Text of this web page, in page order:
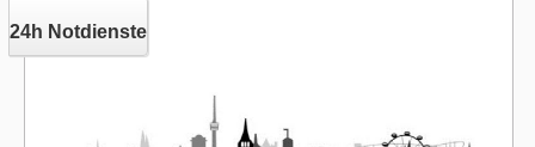
24h Notdienste